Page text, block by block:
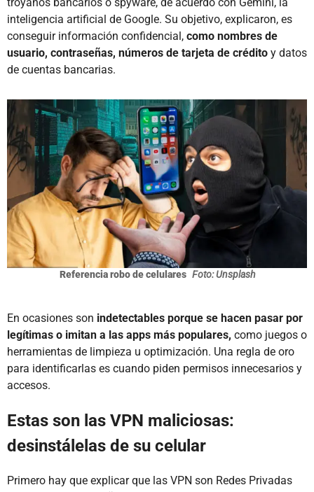
inteligencia artificial de Google. Su objetivo, explicaron, es
conseguir información confidencial, como nombres de
usuario, contraseñas, números de tarjeta de crédito y datos
de cuentas bancarias.
Referencia robo de celulares Foto: Unsplash
En ocasiones son indetectables porque se hacen pasar por
legítimas o imitan a las apps más populares, como juegos o
herramientas de limpieza u optimización. Una regla de oro
para identificarlas es cuando piden permisos innecesarios y
accesos.
Estas son las VPN maliciosas:
desinstálelas de su celular
Primero hay que explicar que las VPN son Redes Privadas